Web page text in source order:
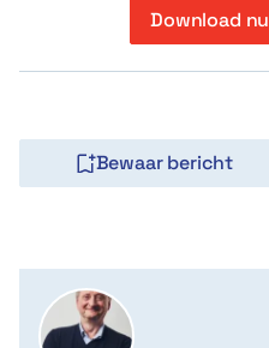
Download nu
Bewaar bericht